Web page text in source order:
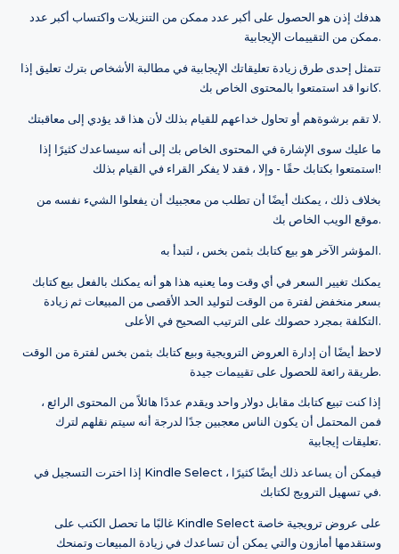
هدفك إذن هو الحصول على أكبر عدد ممكن من التنزيلات واكتساب أكبر عدد
ممكن من التقييمات الإيجابية.
تتمثل إحدى طرق زيادة تعليقاتك الإيجابية في مطالبة الأشخاص بترك تعليق إذا
كانوا قد استمتعوا بالمحتوى الخاص بك.
لا تقم برشوةهم أو تحاول خداعهم للقيام بذلك لأن هذا قد يؤدي إلى معاقبتك.
ما عليك سوى الإشارة في المحتوى الخاص بك إلى أنه سيساعدك كثيرًا إذا
استمتعوا بكتابك حقًا - وإلا ، فقد لا يفكر القراء في القيام بذلك!
بخلاف ذلك ، يمكنك أيضًا أن تطلب من معجبيك أن يفعلوا الشيء نفسه من
موقع الويب الخاص بك.
المؤشر الآخر هو بيع كتابك بثمن بخس ، لتبدأ به.
يمكنك تغيير السعر في أي وقت وما يعنيه هذا هو أنه يمكنك بالفعل بيع كتابك
بسعر منخفض لفترة من الوقت لتوليد الحد الأقصى من المبيعات ثم زيادة
التكلفة بمجرد حصولك على الترتيب الصحيح في الأعلى.
لاحظ أيضًا أن إدارة العروض الترويجية وبيع كتابك بثمن بخس لفترة من الوقت
طريقة رائعة للحصول على تقييمات جيدة.
إذا كنت تبيع كتابك مقابل دولار واحد ويقدم عددًا هائلاً من المحتوى الرائع ،
فمن المحتمل أن يكون الناس معجبين جدًا لدرجة أنه سيتم نقلهم لترك
تعليقات إيجابية.
إذا اخترت التسجيل في Kindle Select ، فيمكن أن يساعد ذلك أيضًا كثيرًا
في تسهيل الترويج لكتابك.
غالبًا ما تحصل الكتب على Kindle Select على عروض ترويجية خاصة
وستقدمها أمازون والتي يمكن أن تساعدك في زيادة المبيعات وتمنحك